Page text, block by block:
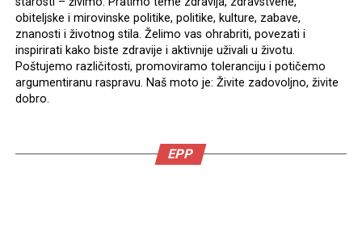
obiteljske i mirovinske politike, politike, kulture, zabave,
znanosti i životnog stila. Želimo vas ohrabriti, povezati i
inspirirati kako biste zdravije i aktivnije uživali u životu.
Poštujemo različitosti, promoviramo toleranciju i potičemo
argumentiranu raspravu. Naš moto je: Živite zadovoljno, živite
dobro.
EPP